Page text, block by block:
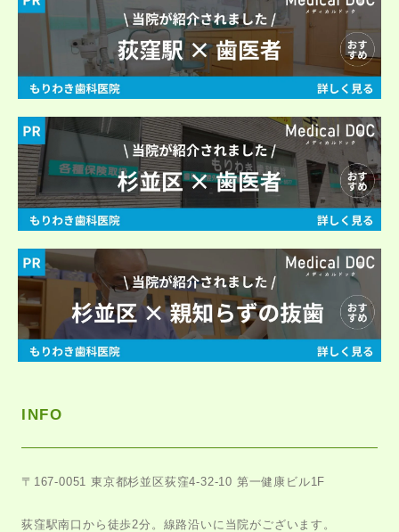
INFO
〒167-0051 東京都杉並区荻窪4-32-10 第一健康ビル1F
荻窪駅南口から徒歩2分。 線路沿いに当院がございます。